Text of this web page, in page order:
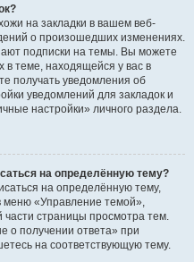
на закладки в вашем веб-
о произошедших изменениях.
подписки на темы. Вы можете
в теме, находящейся у вас в
получать уведомления об
уведомлений для закладок и
настройки» личного раздела.
на определённую тему?
на определённую тему,
меню «Управление темой»,
части страницы просмотра тем.
о получении ответа» при
на соответствующую тему.